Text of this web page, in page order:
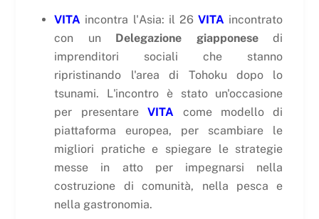
VITA incontra l'Asia: il 26VITA incontrato
con un Delegazione giapponesedi
imprenditori sociali che stanno
ripristinando l'area di Tohoku dopo lo
tsunami. L'incontro è stato un'occasione
per presentareVITA come modello di
piattaforma europea, per scambiare le
migliori pratiche e spiegare le strategie
messe in atto per impegnarsi nella
costruzione di comunità, nella pesca e
nella gastronomia.